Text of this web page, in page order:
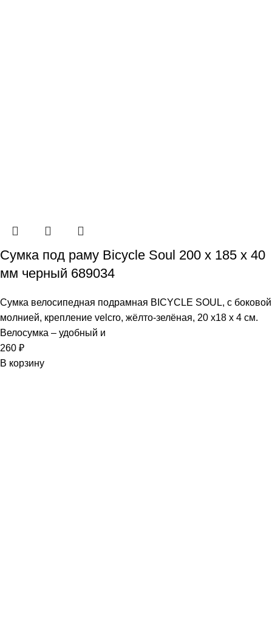
Сумка под раму Bicycle Soul 200 х 185 х 40
мм черный 689034
Сумка велосипедная подрамная BICYCLE SOUL, с боковой
молнией, крепление velcro, жёлто-зелёная, 20 х18 х 4 см.
Велосумка – удобный и
260 ₽
В корзину